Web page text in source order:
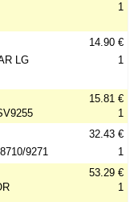
1
LG
14.90 €
1
15.81 €
1
9271
32.43 €
1
53.29 €
1